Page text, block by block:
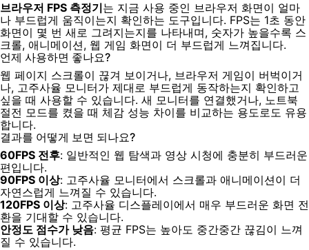
브라우저 FPS 측정기는 지금 사용 중인 브라우저 화면이 얼마
나 부드럽게 움직이는지 확인하는 도구입니다. FPS는 1초 동안
화면이 몇 번 새로 그려지는지를 나타내며, 숫자가 높을수록 스
크롤, 애니메이션, 웹 게임 화면이 더 부드럽게 느껴집니다.
언제 사용하면 좋나요?
웹 페이지 스크롤이 끊겨 보이거나, 브라우저 게임이 버벅이거
나, 고주사율 모니터가 제대로 부드럽게 동작하는지 확인하고
싶을 때 사용할 수 있습니다. 새 모니터를 연결했거나, 노트북
절전 모드를 켰을 때 체감 성능 차이를 비교하는 용도로도 유용
합니다.
결과를 어떻게 보면 되나요?
60FPS 전후: 일반적인 웹 탐색과 영상 시청에 충분히 부드러운
편입니다.
90FPS 이상: 고주사율 모니터에서 스크롤과 애니메이션이 더
자연스럽게 느껴질 수 있습니다.
120FPS 이상: 고주사율 디스플레이에서 매우 부드러운 화면 전
환을 기대할 수 있습니다.
안정도 점수가 낮음: 평균 FPS는 높아도 중간중간 끊김이 느껴
질 수 있습니다.